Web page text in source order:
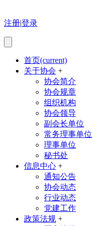
注册|登录
首页(current)
关于协会 +
协会简介
协会规章
组织机构
协会领导
副会长单位
常务理事单位
理事单位
秘书处
信息中心 +
通知公告
协会动态
行业动态
党建工作
政策法规 +